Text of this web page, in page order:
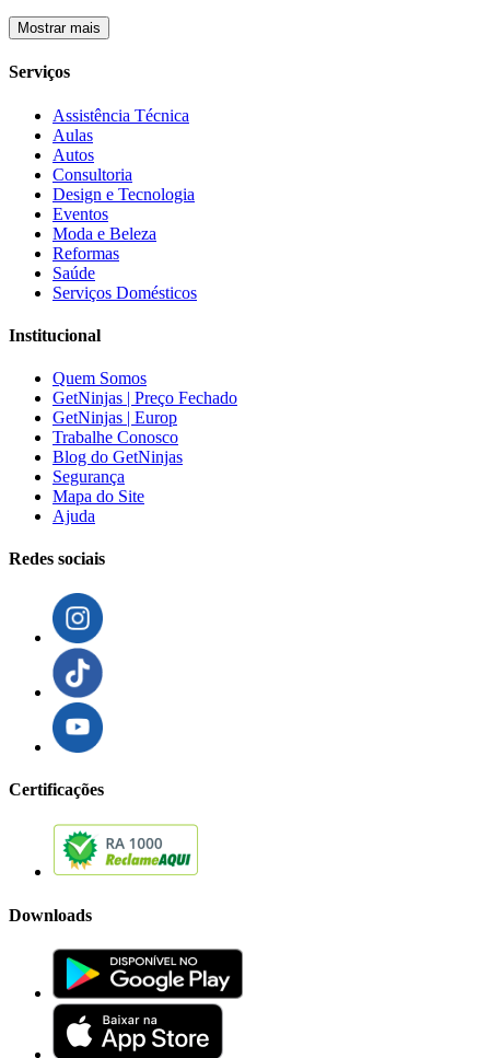
Mostrar mais
Serviços
Assistência Técnica
Aulas
Autos
Consultoria
Design e Tecnologia
Eventos
Moda e Beleza
Reformas
Saúde
Serviços Domésticos
Institucional
Quem Somos
GetNinjas | Preço Fechado
GetNinjas | Europ
Trabalhe Conosco
Blog do GetNinjas
Segurança
Mapa do Site
Ajuda
Redes sociais
Certificações
Downloads